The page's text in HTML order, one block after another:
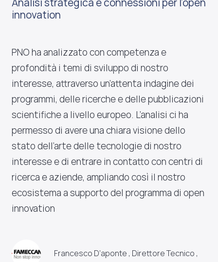
innovation
PNO ha analizzato con competenza e
profondità i temi di sviluppo di nostro
interesse, attraverso un’attenta indagine dei
programmi, delle ricerche e delle pubblicazioni
scientifiche a livello europeo. L’analisi ci ha
permesso di avere una chiara visione dello
stato dell’arte delle tecnologie di nostro
interesse e di entrare in contatto con centri di
ricerca e aziende, ampliando così il nostro
ecosistema a supporto del programma di open
innovation
Francesco D’aponte , Direttore Tecnico ,